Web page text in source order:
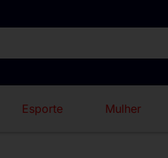
Esporte Mulher